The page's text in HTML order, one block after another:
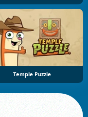
Temple Puzzle